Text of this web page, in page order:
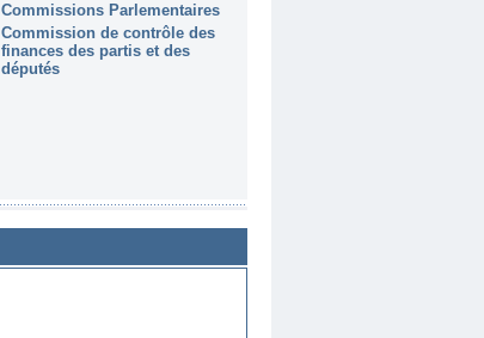
Commissions Parlementaires
Commission de contrôle des
finances des partis et des
députés